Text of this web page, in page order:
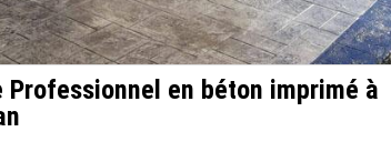
Professionnel en béton imprimé à